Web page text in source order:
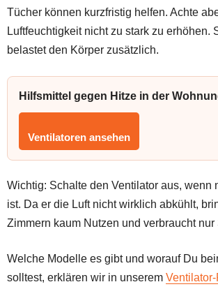
Tücher können kurzfristig helfen. Achte
Luftfeuchtigkeit nicht zu stark zu erhöhen.
belastet den Körper zusätzlich.
Hilfsmittel gegen Hitze in der
Ventilatoren ansehen
Wichtig: Schalte den Ventilator aus, wenn
ist. Da er die Luft nicht wirklich abkühlt,
Zimmern kaum Nutzen und verbraucht nur
Welche Modelle es gibt und worauf Du
solltest, erklären wir in unserem